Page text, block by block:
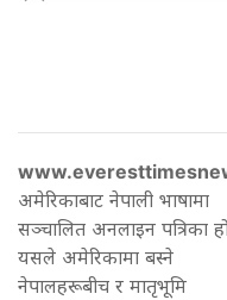
अमेरिकाबाट नेपाली भाषामा
सञ्चालित अनलाइन पत्रिका
यसले अमेरिकामा बस्ने
नेपालहरूबीच र मातृभूमि